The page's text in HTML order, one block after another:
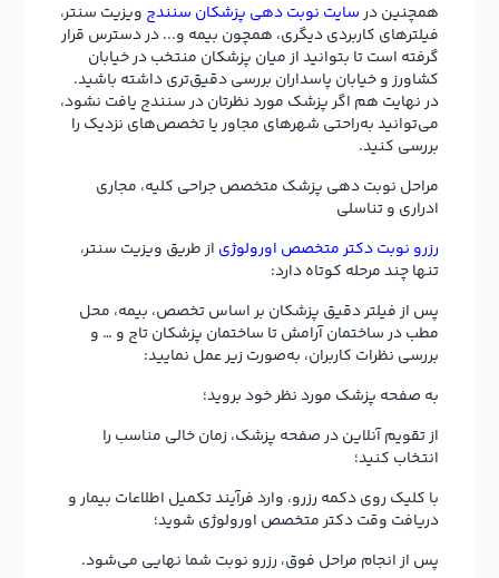
همچنین درسایت نوبت دهی پزشکان سنندج ویزیت سنتر،
فیلترهای کاربردی دیگری، همچون بیمه و... در دسترس قرار
گرفته است تا بتوانید از میان پزشکان منتخب در خیابان
کشاورز و خیابان پاسداران بررسی دقیق‌تری داشته باشید.
در نهایت هم اگر پزشک مورد نظرتان در سنندج یافت نشود،
می‌توانید به‌راحتی شهرهای مجاور یا تخصص‌های نزدیک را
بررسی کنید.
مراحل نوبت دهی پزشک متخصص جراحی کلیه، مجاری
ادراری و تناسلی
رزرو نوبت دکتر متخصص اورولوژی از طریق ویزیت سنتر،
تنها چند مرحله کوتاه دارد:
پس از فیلتر دقیق پزشکان بر اساس تخصص، بیمه، محل
مطب در ساختمان آرامش تا ساختمان پزشکان تاج و … و
بررسی نظرات کاربران، به‌صورت زیر عمل نمایید:
به صفحه پزشک مورد نظر خود بروید؛
از تقویم آنلاین در صفحه پزشک، زمان خالی مناسب را
انتخاب کنید؛
با کلیک روی دکمه رزرو، وارد فرآیند تکمیل اطلاعات بیمار و
دریافت وقت دکتر متخصص اورولوژی شوید؛
پس از انجام مراحل فوق، رزرو نوبت شما نهایی می‌شود.